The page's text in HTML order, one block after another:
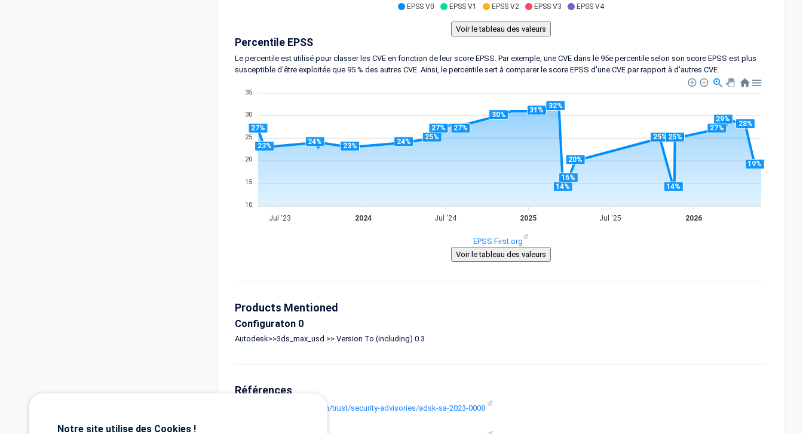
EPSS V0 EPSS V1 EPSS V2 EPSS V3 EPSS V4
Percentile EPSS
Le percentile est utilisé pour classer les CVE en fonction de leur score EPSS. Par exemple, une CVE dans le 95e percentile selon son score EPSS est plus
susceptible d'être exploitée que 95 % des autres CVE. Ainsi, le percentile sert à comparer le score EPSS d'une CVE par rapport à d'autres CVE.
35
30
25
20
15
10
27%
23%
24%
23%
24%
25%
27% 27%
30%
31%
32%
14%
16%
20%
25%
14%
25%
27%
29%
28%
19%
Jul '23 2024 Jul '24 2025 Jul '25 2026
EPSS First.org
Products Mentioned
Configuraton 0
Autodesk>>3ds_max_usd >> Version To (including) 0.3
Références
https://www.autodesk.com/trust/security-advisories/adsk-sa-2023-0008
Notre site utilise des Cookies !